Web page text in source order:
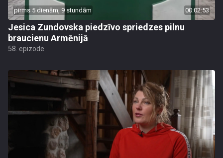
pirms 5 dienām, 9 stundām 00:02:53
Jesica Zundovska piedzīvo spriedzes pilnu
braucienu Armēnijā
58. epizode